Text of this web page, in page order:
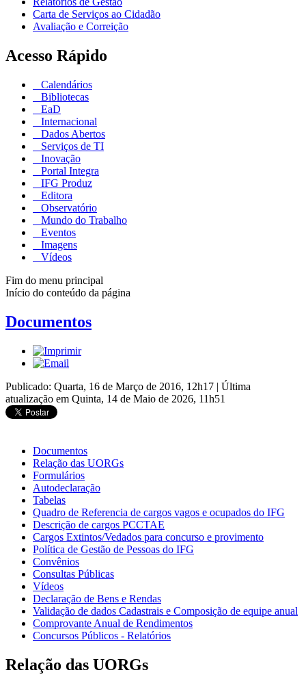
Carta de Serviços ao Cidadão
Avaliação e Correição
Acesso Rápido
Calendários
Bibliotecas
EaD
Internacional
Dados Abertos
Serviços de TI
Inovação
Portal Integra
IFG Produz
Editora
Observatório
Mundo do Trabalho
Eventos
Imagens
Vídeos
Fim do menu principal
Início do conteúdo da página
Documentos
Publicado: Quarta, 16 de Março de 2016, 12h17 | Última
atualização em Quinta, 14 de Maio de 2026, 11h51
Documentos
Relação das UORGs
Formulários
Autodeclaração
Tabelas
Quadro de Referencia de cargos vagos e ocupados do IFG
Descrição de cargos PCCTAE
Cargos Extintos/Vedados para concurso e provimento
Política de Gestão de Pessoas do IFG
Convênios
Consultas Públicas
Vídeos
Declaração de Bens e Rendas
Validação de dados Cadastrais e Composição de equipe anual
Comprovante Anual de Rendimentos
Concursos Públicos - Relatórios
Relação das UORGs